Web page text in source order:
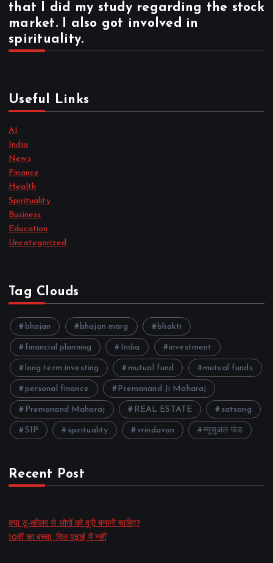
that I did my study regarding the stock
market. I also got involved in
spirituality.
Useful Links
AI
India
News
Finance
Health
Spirituality
Business
Education
Uncategorized
Tag Clouds
bhajan bhajan marg bhakti
financial planning India investment
long term investing mutual fund mutual funds
personal finance Premanand Ji Maharaj
Premanand Maharaj REAL ESTATE satsang
SIP spirituality vrindavan म्यूचुअल फंड
Recent Post
क्या टू-व्हीलर से लोगों को दूरी बनानी चाहिए?
10वीं का बच्चा, दिल पढ़ाई में नहीं